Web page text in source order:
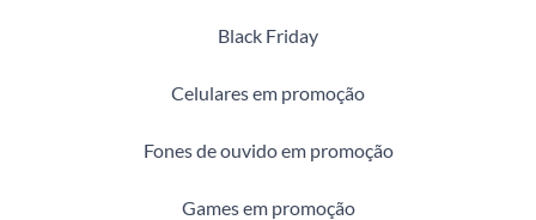
Black Friday
Celulares em promoção
Fones de ouvido em promoção
Games em promoção